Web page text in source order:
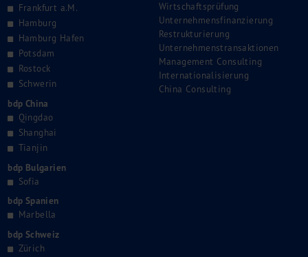
Frankfurt a.M.
Hamburg
Hamburg Hafen
Potsdam
Rostock
Schwerin
bdp China
Qingdao
Shanghai
Tianjin
bdp Bulgarien
Sofia
bdp Spanien
Marbella
bdp Schweiz
Zürich
Wirtschaftsprüfung
Unternehmensfinanzierung
Restrukturierung
Unternehmenstransaktionen
Management Consulting
Internationalisierung
China Consulting